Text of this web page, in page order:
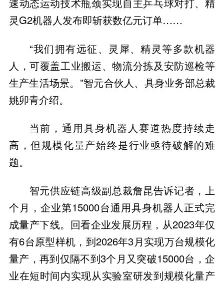
灵G2机器人发布即斩获数亿元订单……
“我们拥有远征、灵犀、精灵等多款机器
人，可覆盖工业搬运、物流分拣及安防巡检等
生产生活场景。”智元合伙人、具身业务部总裁
姚卯青介绍。
当前，通用具身机器人赛道热度持续走
高，但规模化量产始终是行业亟待破解的难
题。
智元供应链高级副总裁詹昆告诉记者，上
个月，企业第15000台通用具身机器人正式完
成量产下线。回看企业发展历程，从2023年仅
有6台原型样机，到2026年3月实现万台规模化
量产，再到仅隔不到3个月又突破15000台，企
业在短时间内实现从实验室研发到规模化量产